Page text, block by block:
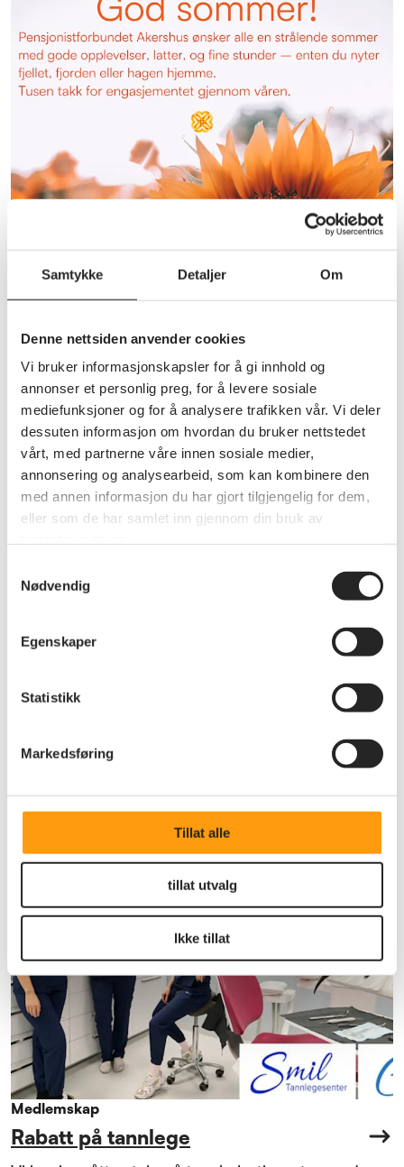
Samtykke Detaljer Om
Denne nettsiden anvender cookies
Vi bruker informasjonskapsler for å gi innhold og
annonser et personlig preg, for å levere sosiale
mediefunksjoner og for å analysere trafikken vår. Vi deler
dessuten informasjon om hvordan du bruker nettstedet
vårt, med partnerne våre innen sosiale medier,
annonsering og analysearbeid, som kan kombinere den
med annen informasjon du har gjort tilgjengelig for dem,
eller som de har samlet inn gjennom din bruk av
Nødvendig
Egenskaper
Statistikk
Markedsføring
Tillat alle
tillat utvalg
Ikke tillat
fra styreleder Per Hofseth
Annet
Saker til årsmøtet kan lastes ned nederst i denne
Medlemskap
Rabatt på tannlege